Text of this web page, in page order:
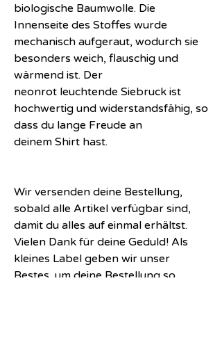
biologische Baumwolle. Die
Innenseite des Stoffes wurde
mechanisch aufgeraut, wodurch sie
besonders weich, flauschig und
wärmend ist. Der
neonrot leuchtende Siebruck ist
hochwertig und widerstandsfähig, so
dass du lange Freude an
deinem Shirt hast.
Wir versenden deine Bestellung,
sobald alle Artikel verfügbar sind,
damit du alles auf einmal erhältst.
Vielen Dank für deine Geduld! Als
kleines Label geben wir unser
Bestes, um deine Bestellung so